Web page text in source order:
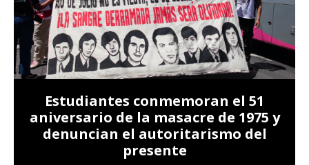
Estudiantes conmemoran el 51
aniversario de la masacre de 1975 y
denuncian el autoritarismo del
presente